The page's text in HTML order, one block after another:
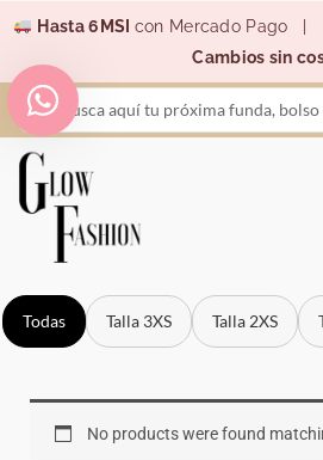
contenido
Hasta 6MSI con Mercado Pago |
Cambios sin
Search
...
Todas Talla 3XS Talla 2XS
No products were found